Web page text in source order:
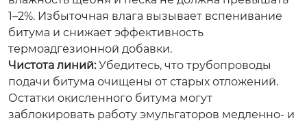
1–2%. Избыточная влага вызывает вспенивание
битума и снижает эффективность
термоадгезионной добавки.
Чистота линий:Убедитесь, что трубопроводы
подачи битума очищены от старых отложений.
Остатки окисленного битума могут
заблокировать работу эмульгаторов медленно- и